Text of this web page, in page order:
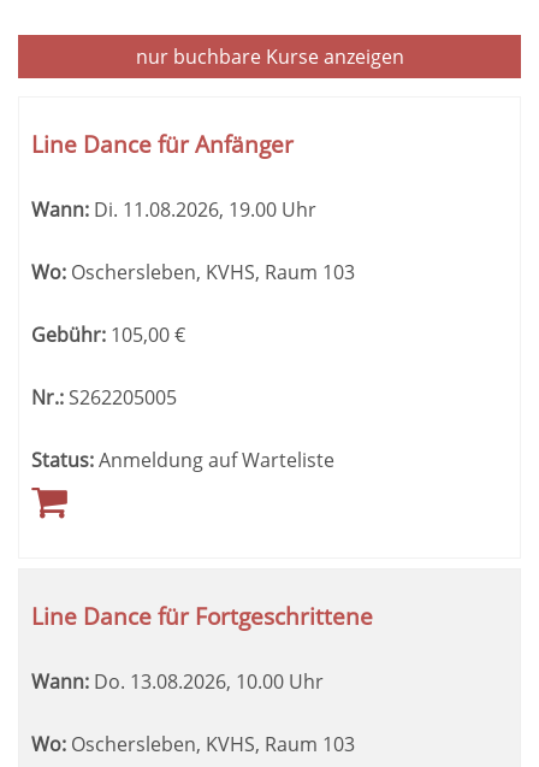
nur buchbareKurse anzeigen
Tabellenüberschriften
können
werden.
Line Dance für Anfänger
Wann: Di. 11.08.2026, 19.00 Uhr
Wo: Oschersleben, KVHS, Raum 103
Gebühr: 105,00€
Nr.:S262205005
Status:Anmeldung auf Warteliste
Line Dance für Fortgeschrittene
Wann: Do. 13.08.2026, 10.00 Uhr
Wo: Oschersleben, KVHS, Raum 103